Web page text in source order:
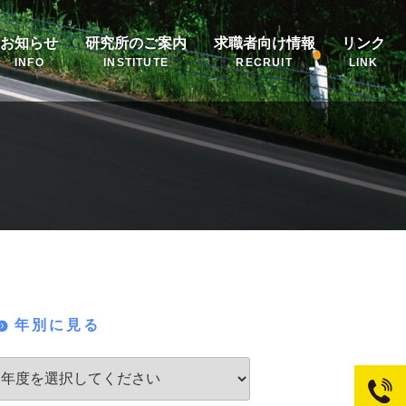
お知らせ
INFO
研究所のご案内
INSTITUTE
求職者向け情報
RECRUIT
リンク
LINK
年別に見る